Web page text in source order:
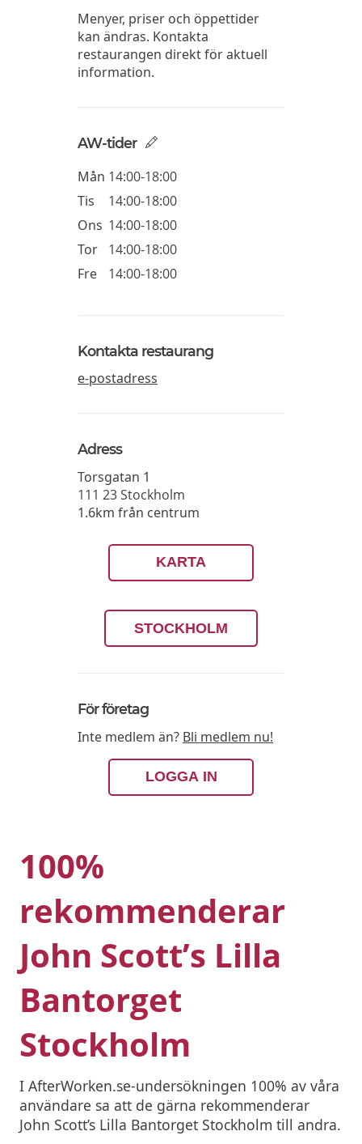
Menyer, priser och öppettider
kan ändras. Kontakta
restaurangen direkt för aktuell
information.
AW-tider
Mån 14:00-18:00
Tis
14:00-18:00
Ons 14:00-18:00
Tor
14:00-18:00
Fre
14:00-18:00
Kontakta restaurang
e-postadress
Adress
Torsgatan 1
111 23Stockholm
1.6km från centrum
KARTA
STOCKHOLM
För företag
Inte medlem än? Bli medlem nu!
LOGGA IN
100%
rekommenderar
John Scott’s Lilla
Bantorget
Stockholm
I AfterWorken.se-undersökningen 100% av våra
användare sa att de gärna rekommenderar
John Scott’s Lilla Bantorget Stockholm till andra.